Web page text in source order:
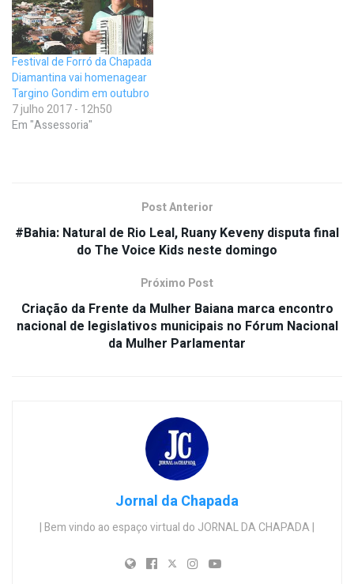
Festival de Forró da Chapada
Diamantina vai homenagear
Targino Gondim em outubro
7 julho 2017 - 12h50
Em "Assessoria"
Post Anterior
#Bahia: Natural de Rio Leal, Ruany Keveny disputa final
do The Voice Kids neste domingo
Próximo Post
Criação da Frente da Mulher Baiana marca encontro
nacional de legislativos municipais no Fórum Nacional
da Mulher Parlamentar
Jornal da Chapada
| Bem vindo ao espaço virtual do JORNAL DA CHAPADA |